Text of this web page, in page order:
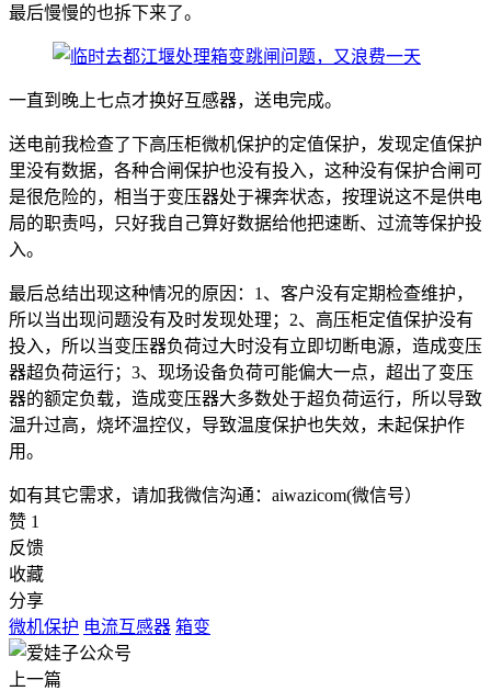
最后慢慢的也拆下来了。
一直到晚上七点才换好互感器，送电完成。
送电前我检查了下高压柜微机保护的定值保护，发现定值保护
里没有数据，各种合闸保护也没有投入，这种没有保护合闸可
是很危险的，相当于变压器处于裸奔状态，按理说这不是供电
局的职责吗，只好我自己算好数据给他把速断、过流等保护投
入。
最后总结出现这种情况的原因：1、客户没有定期检查维护，
所以当出现问题没有及时发现处理；2、高压柜定值保护没有
投入，所以当变压器负荷过大时没有立即切断电源，造成变压
器超负荷运行；3、现场设备负荷可能偏大一点，超出了变压
器的额定负载，造成变压器大多数处于超负荷运行，所以导致
温升过高，烧坏温控仪，导致温度保护也失效，未起保护作
用。
如有其它需求，请加我微信沟通：aiwazicom(微信号）
赞 1
反馈
收藏
分享
微机保护 电流互感器 箱变
上一篇